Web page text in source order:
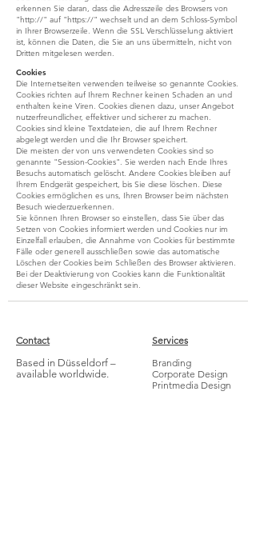
erkennen Sie daran, dass die Adresszeile des Browsers von
"http://" auf "https://" wechselt und an dem Schloss-Symbol
in Ihrer Browserzeile. Wenn die SSL Verschlüsselung aktiviert
ist, können die Daten, die Sie an uns übermitteln, nicht von
Dritten mitgelesen werden.
Cookies
Die Internetseiten verwenden teilweise so genannte Cookies.
Cookies richten auf Ihrem Rechner keinen Schaden an und
enthalten keine Viren. Cookies dienen dazu, unser Angebot
nutzerfreundlicher, effektiver und sicherer zu machen.
Cookies sind kleine Textdateien, die auf Ihrem Rechner
abgelegt werden und die Ihr Browser speichert.
Die meisten der von uns verwendeten Cookies sind so
genannte "Session-Cookies". Sie werden nach Ende Ihres
Besuchs automatisch gelöscht. Andere Cookies bleiben auf
Ihrem Endgerät gespeichert, bis Sie diese löschen. Diese
Cookies ermöglichen es uns, Ihren Browser beim nächsten
Besuch wiederzuerkennen.
Sie können Ihren Browser so einstellen, dass Sie über das
Setzen von Cookies informiert werden und Cookies nur im
Einzelfall erlauben, die Annahme von Cookies für bestimmte
Fälle oder generell ausschließen sowie das automatische
Löschen der Cookies beim Schließen des Browser aktivieren.
Bei der Deaktivierung von Cookies kann die Funktionalität
dieser Website eingeschränkt sein.
Contact
Based in Düsseldorf –
available worldwide.
Services
Branding
Corporate Design
Printmedia Design